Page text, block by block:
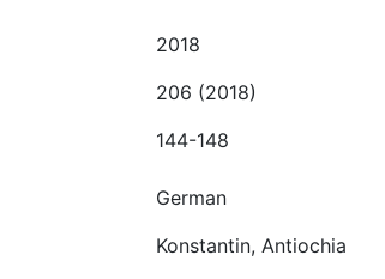
2018
206 (2018)
144-148
German
Konstantin, Antiochia